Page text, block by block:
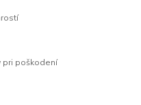
pri poškodení